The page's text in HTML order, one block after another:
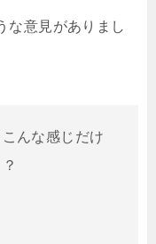
な意見がありまし
んな感じだけ